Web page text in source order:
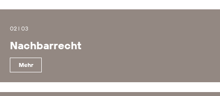
02 I 03
Nachbarrecht
Mehr